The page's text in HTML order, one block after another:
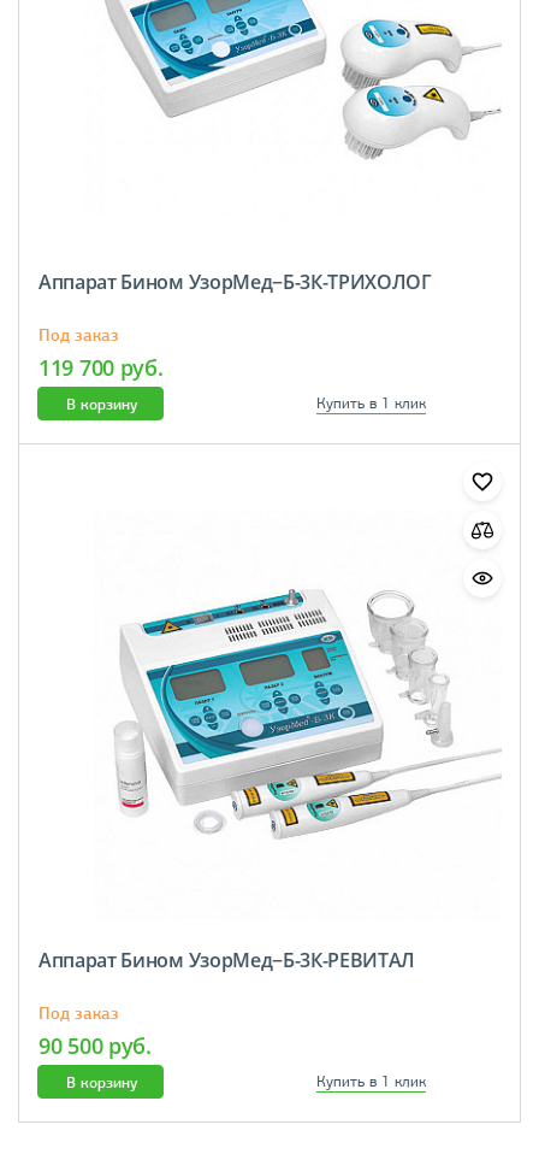
Аппарат Бином УзорМед−Б-3К-ТРИХОЛОГ
Под заказ
119 700 руб.
В корзину Купить в 1 клик
Аппарат Бином УзорМед−Б-3К-РЕВИТАЛ
Под заказ
90 500 руб.
В корзину Купить в 1 клик